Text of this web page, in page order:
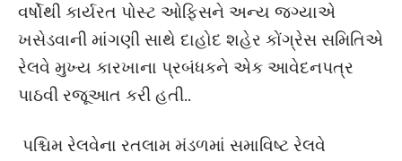
વર્ષોથી કાર્યરત પોસ્ટ ઓફિસને અન્ય જગ્યાએ
ખસેડવાની માંગણી સાથે દાહોદ શહેર કોંગ્રેસ સમિતિએ
રેલવે મુખ્ય કારખાના પ્રબંધકને એક આવેદનપત્ર
પાઠવી રજૂઆત કરી હતી..
પશ્ચિમ રેલવેના રતલામ મંડળમાં સમાવિષ્ટ રેલવે